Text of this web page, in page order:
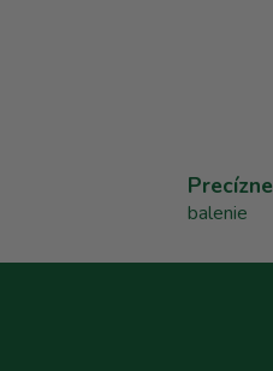
Precízne
balenie